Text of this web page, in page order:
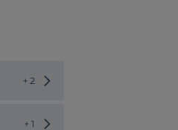
+ 2 Choisir une autre couleur
+ 1 Choisir un autre modèle